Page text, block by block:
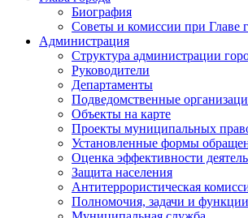
Биография
Советы и комиссии при Главе
Администрация
Структура администрации
Руководители
Департаменты
Подведомственные
Объекты на карте
Проекты муниципальных
Установленные формы
Оценка эффективности
Защита населения
Антитеррористическая
Полномочия, задачи и функции